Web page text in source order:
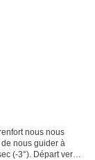
nous nous
nous guider à
(-3°). Départ vers